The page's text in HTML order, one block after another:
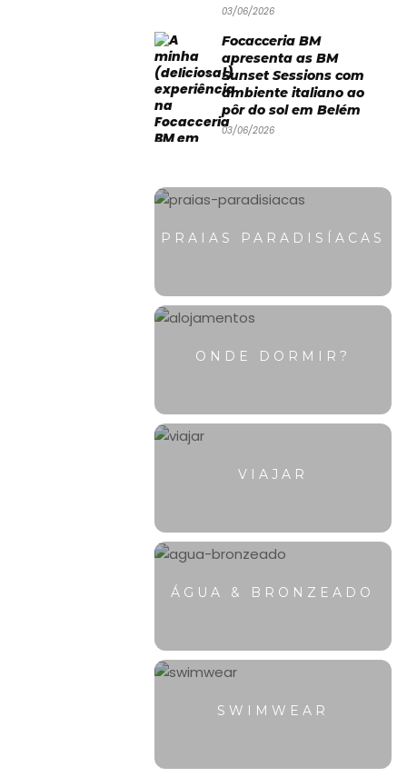
03/06/2026
Focacceria BM
apresenta as BM
Sunset Sessions com
ambiente italiano ao
pôr do sol em Belém
03/06/2026
PRAIAS PARADISÍACAS
ONDE DORMIR?
VIAJAR
ÁGUA & BRONZEADO
SWIMWEAR